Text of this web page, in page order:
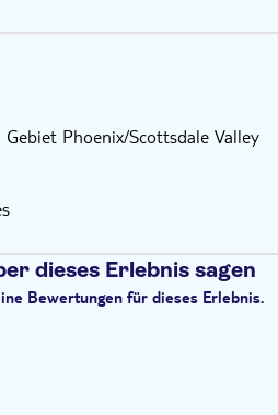
Phoenix/Scottsdale Valley
dieses Erlebnis sagen
Bewertungen für dieses Erlebnis.